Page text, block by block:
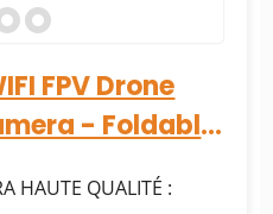
FPV Drone
- Foldable
HAUTE QUALITÉ :